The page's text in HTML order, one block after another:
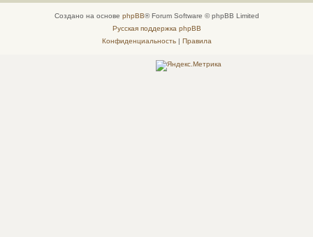
Создано на основе phpBB® Forum Software © phpBB Limited
Русская поддержка phpBB
Конфиденциальность| Правила